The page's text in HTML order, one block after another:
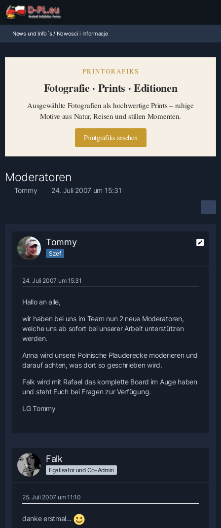
News und Info´s / Nowosci i Informacje
PRINTGRAFIKS
Fotografie · Prints · Editionen
Ausgewählte Fotografien als hochwertige Prints – ruhige
Motive aus Natur, Reisen und stillen Momenten.
Printgrafiks ansehen
Moderatoren
Tommy 24. Juli 2007 um 15:31
Tommy
Szef
24. Juli 2007 um 15:31
Hallo an alle,
wir haben bei uns im Team nun 2 neue Moderatoren,
welche uns ab sofort bei unserer Arbeit unterstützen
werden.
Anna wird unsere Polnische Plauderecke moderieren und
darauf achten, was dort so geschrieben wird.
Falk wird mit Rafael das komplette Board im Auge haben
und steht Euch bei Fragen zur Verfügung.
LG Tommy
Falk
Egalisator und Co-Admin
25. Juli 2007 um 11:10
danke erstmal...